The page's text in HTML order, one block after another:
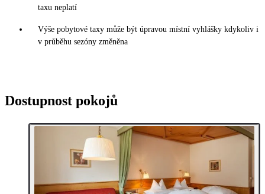
taxu neplatí
Výše pobytové taxy může být úpravou místní vyhlášky kdykoliv i
v průběhu sezóny změněna
Dostupnost pokojů